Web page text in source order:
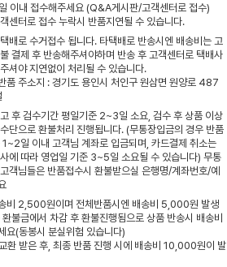
이내 접수해주세요 (Q&A게시판/고객센터로 접수)
센터로 접수 누락시 반품지연될 수 있습니다.
배로 수거접수 됩니다. 타택배로 반송시엔 배송비는 고
결제 후 반송해주셔야하며 반송 후 고객센터로 택배사
셔야 지연없이 처리될 수 있습니다.
품 주소지 : 경기도 용인시 처인구 원삼면 원양로 487
후 검수기간 평일기준 2~3일 소요, 검수 후 상품 이상
단으로 환불처리 진행됩니다. (무통장입금의 경우 반품
일 이내 고객님 계좌로 입금되며, 카드결제 취소는
에 따라 영업일 기준 3~5일 소요될 수 있습니다) 무통
객님들은 반품접수시 환불받으실 은행명/계좌번호/예
비 2,500원이며 전체반품시엔 배송비 5,000원 발생
불금에서 차감 후 환불진행됨으로 상품 반송시 배송비
요(동봉시 분실위험 있습니다)
환 받은 후, 최종 반품 진행 시에 배송비 10,000원이 발